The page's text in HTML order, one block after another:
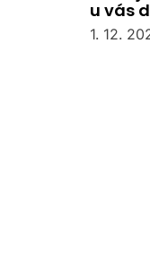
v
e
u vás
1. 12.